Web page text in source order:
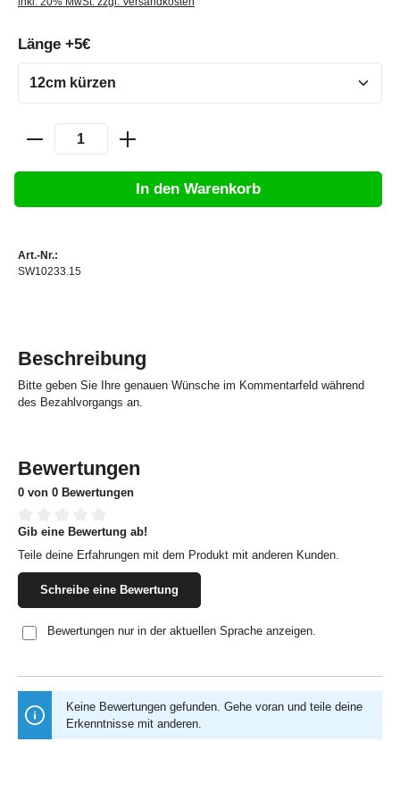
Länge +5€
In den Warenkorb
Art.-Nr.:
SW10233.15
Beschreibung
Bitte geben Sie Ihre genauen Wünsche im Kommentarfeld während
des Bezahlvorgangs an.
Bewertungen
0 von 0 Bewertungen
Durchschnittliche Bewertung von 0 von 5 Sternen
Gib eine Bewertung ab!
Teile deine Erfahrungen mit dem Produkt mit anderen Kunden.
Schreibe eine Bewertung
Bewertungen nur in der aktuellen Sprache anzeigen.
Keine Bewertungen gefunden. Gehe voran und teile deine
Erkenntnisse mit anderen.